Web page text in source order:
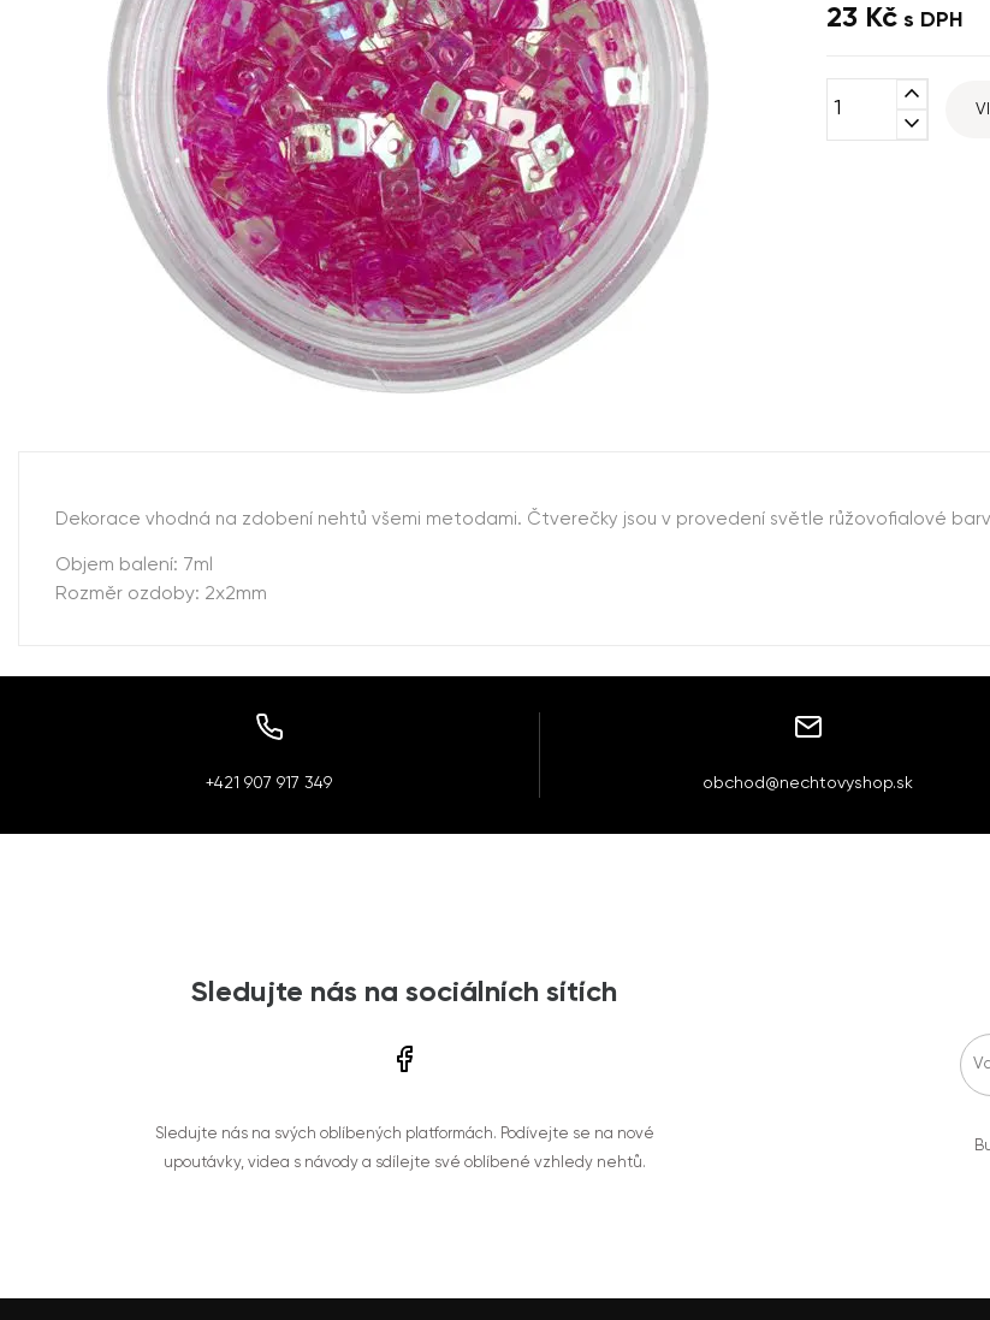
23 Kč s DPH
expand_less
expand_more
Dekorace vhodná na zdobení nehtů všemi metodami. Čtverečky jsou v provedení světle růžovofialové
Objem balení: 7ml
Rozměr ozdoby: 2x2mm
+421 907 917 349 obchod@nechtovyshop.sk
Sledujte nás na sociálních sítích
Sledujte nás na svých oblíbených platformách. Podívejte se na nové
upoutávky, videa s návody a sdílejte své oblíbené vzhledy nehtů.